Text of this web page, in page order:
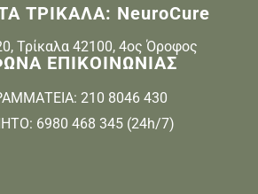
ΤΡΙΚΑΛΑ: NeuroCure
Τρίκαλα 42100, 4ος Όροφος
ΕΠΙΚΟΙΝΩΝΙΑΣ
210 8046 430
6980 468 345 (24h/7)